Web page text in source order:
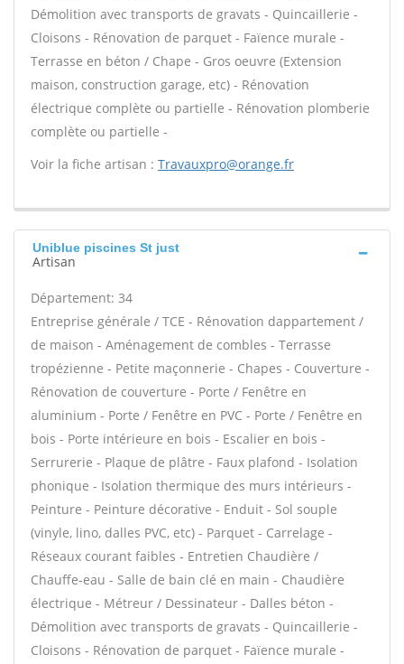
Démolition avec transports de gravats - Quincaillerie -
Cloisons - Rénovation de parquet - Faïence murale -
Terrasse en béton / Chape - Gros oeuvre (Extension
maison, construction garage, etc) - Rénovation
électrique complète ou partielle - Rénovation plomberie
complète ou partielle -
Voir la fiche artisan : Travauxpro@orange.fr
Uniblue piscines St just
Artisan
Département: 34
Entreprise générale / TCE - Rénovation dappartement /
de maison - Aménagement de combles - Terrasse
tropézienne - Petite maçonnerie - Chapes - Couverture -
Rénovation de couverture - Porte / Fenêtre en
aluminium - Porte / Fenêtre en PVC - Porte / Fenêtre en
bois - Porte intérieure en bois - Escalier en bois -
Serrurerie - Plaque de plâtre - Faux plafond - Isolation
phonique - Isolation thermique des murs intérieurs -
Peinture - Peinture décorative - Enduit - Sol souple
(vinyle, lino, dalles PVC, etc) - Parquet - Carrelage -
Réseaux courant faibles - Entretien Chaudière /
Chauffe-eau - Salle de bain clé en main - Chaudière
électrique - Métreur / Dessinateur - Dalles béton -
Démolition avec transports de gravats - Quincaillerie -
Cloisons - Rénovation de parquet - Faïence murale -